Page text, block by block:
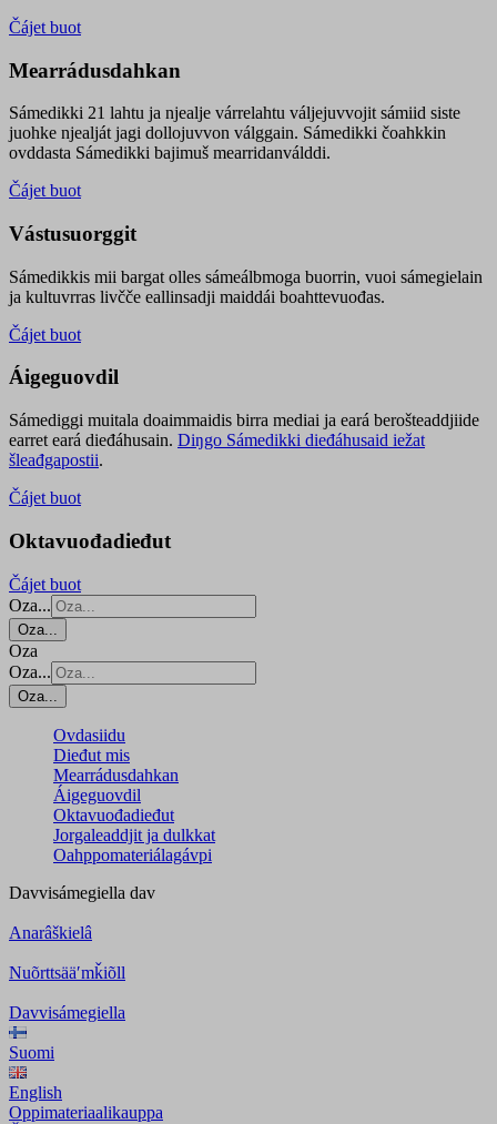
Čájet buot
Mearrádusdahkan
Sámedikki 21 lahtu ja njealje várrelahtu váljejuvvojit sámiid siste
juohke njealját jagi dollojuvvon válggain. Sámedikki čoahkkin
ovddasta Sámedikki bajimuš mearridanválddi.
Čájet buot
Vástusuorggit
Sámedikkis mii bargat olles sámeálbmoga buorrin, vuoi sámegielain
ja kultuvrras livčče eallinsadji maiddái boahttevuođas.
Čájet buot
Áigeguovdil
Sámediggi muitala doaimmaidis birra mediai ja eará berošteaddjiide
earret eará dieđáhusain. Diŋgo Sámedikki dieđáhusaid iežat
šleađgapostii.
Čájet buot
Oktavuođadieđut
Čájet buot
Oza...
Oza...
Oza
Oza...
Oza...
Ovdasiidu
Dieđut mis
Mearrádusdahkan
Áigeguovdil
Oktavuođadieđut
Jorgaleaddjit ja dulkkat
Oahppomateriálagávpi
Davvisámegiella dav
Anarâškielâ
Nuõrttsääʹmǩiõll
Davvisámegiella
Suomi
English
Oppimateriaalikauppa